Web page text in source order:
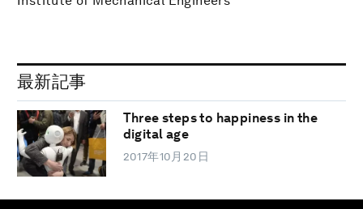
最新記事
Three steps to happiness in the
digital age
2017年10月20日